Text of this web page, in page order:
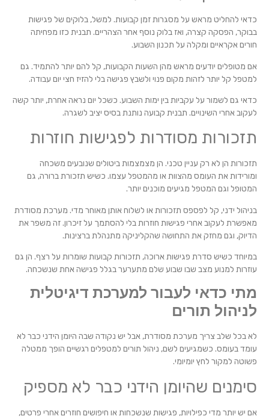
כדאי להחליט מראש על מסגרות זמן קבועות. למשל, בלוקים של פגישות
בבוקר, הפסקה קצרה, ואז בלוק נוסף אחר הצהריים. תבנית כזו מפחיתה
חורים אקראיים ומקלה על תכנון השבוע.
אם מטופלים יודעים מראש מהן השעות הקבועות, קל להם יותר להתמיד. גם
למטפל קל יותר לזהות מקום פנוי ולשבץ פגישה בלי להזיז חצי יום עבודה.
כדאי גם לשמור על עקביות בין ימות השבוע. כשכל יום נראה אחרת, יותר קשה
לעקוב אחרי השינויים. תבנית קבועה נותנת בסיס יציב לשגרה.
תזכורות מסודרות לפגישות חוזרות
תזכורות הן לא רק עניין טכני. הן מצמצמות ביטולים שנובעים משכחה
ומורידות את העומס מהצוות או מהמטפל עצמו. כשיש תזכורת ברורה, גם
המטופל וגם המטפל מגיעים מוכנים יותר.
בניהול ידני, קל לפספס תזכורות או לשלוח אותן מאוחר מדי. מערכת מסודרת
מאפשרת לעקוב אחרי פגישות חוזרות בלי להסתמך על זיכרון. זה משפר את
הדיוק, וגם מחזק את התחושה שהקליניקה מתנהלת ברצינות.
במיוחד כשיש סדרת פגישות ארוכה, תזכורות קבועות שומרות על רצף. הן גם
עוזרות למנוע מצב שבו שבוע שלם מתערער בגלל פגישה אחת שנשכחה.
מתי כדאי לעבור למערכת דיגיטלית
לניהול תורים
לא בכל שלב צריך מערכת מסודרת, אבל יש נקודה שבה היומן הידני כבר לא
עומד בעומס. כשמגיעים לשם, ניהול תורים למטפלים רגשיים הופך ממטלה
פשוטה למקור לחץ יומיומי.
סימנים שהיומן הידני כבר לא מספיק
אם יש יותר מדי כפילויות, פגישות שנשכחות או חיפושים חוזרים אחרי פרטים,